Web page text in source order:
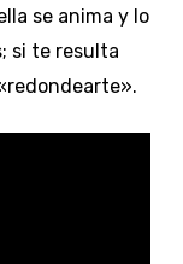
se anima y lo
si te resulta